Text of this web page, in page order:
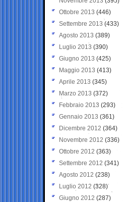
Ottobre 2013 (446)
Settembre 2013 (433)
Agosto 2013 (389)
Luglio 2013 (390)
Giugno 2013 (425)
Maggio 2013 (413)
Aprile 2013 (345)
Marzo 2013 (372)
Febbraio 2013 (293)
Gennaio 2013 (361)
Dicembre 2012 (364)
Novembre 2012 (336)
Ottobre 2012 (363)
Settembre 2012 (341)
Agosto 2012 (238)
Luglio 2012 (328)
Giugno 2012 (287)